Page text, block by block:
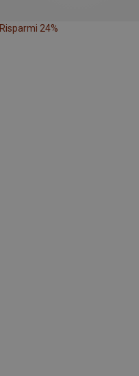
Risparmi 24%